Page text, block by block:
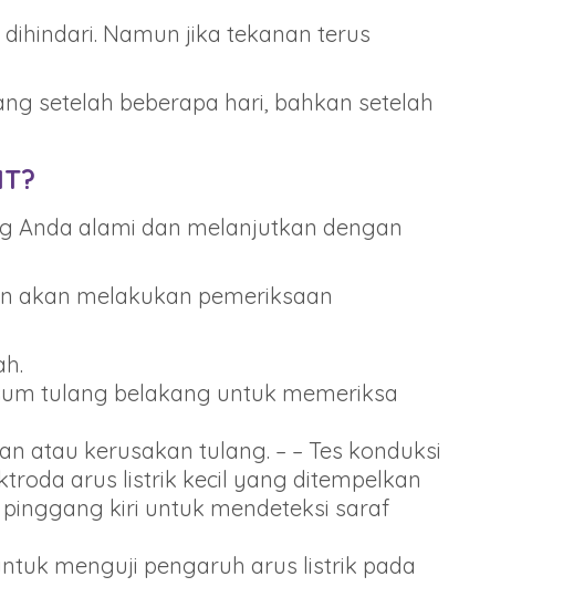
Namun jika tekanan terus
setelah beberapa hari, bahkan setelah
Anda alami dan melanjutkan dengan
akan melakukan pemeriksaan
tulang belakang untuk memeriksa
atau kerusakan tulang. – – Tes konduksi
arus listrik kecil yang ditempelkan
kiri untuk mendeteksi saraf
menguji pengaruh arus listrik pada